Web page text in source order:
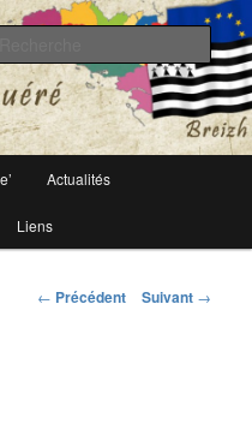
Actualités
Liens
Navigation
← Précédent Suivant →